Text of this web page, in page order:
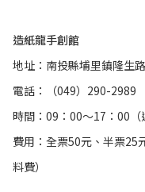
造紙龍手創館
地址：南投縣埔里鎮隆生
電話：（049）290-2989
時間：09：00～17：00（
費用：全票50元、半票25
料費）